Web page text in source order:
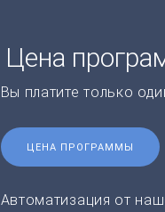
Цена
Вы платите только
ЦЕНА ПРОГРАММЫ
Автоматизация от